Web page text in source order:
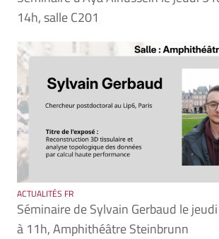
14h, salle C201
ACTUALITÉS FR
Séminaire de Sylvain Gerbaud le
à 11h, Amphithéâtre Steinbrunn